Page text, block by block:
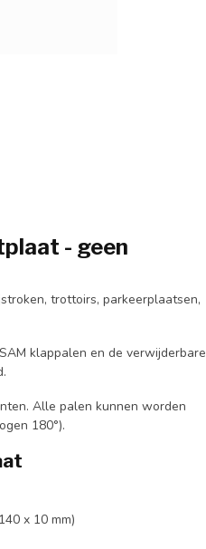
- geen
trottoirs, parkeerplaatsen,
klappalen en de verwijderbare
Alle palen kunnen worden
180°).
x 10 mm)